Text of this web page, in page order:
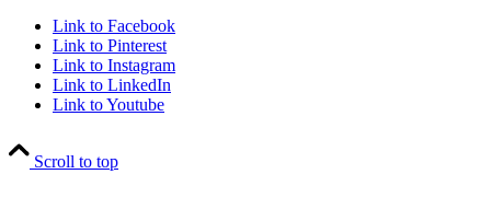
Link to Facebook
Link to Pinterest
Link to Instagram
Link to LinkedIn
Link to Youtube
Scroll to top